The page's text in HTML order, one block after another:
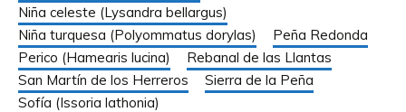
Niña celeste (Lysandra bellargus)
Niña turquesa (Polyommatus dorylas)
Peña Redonda
Perico (Hamearis lucina)
Rebanal de las Llantas
San Martín de los Herreros
Sierra de la Peña
Sofía (Issoria lathonia)